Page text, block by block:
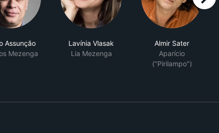
Assunção
Mezenga
Lavínia Vlasak
Lia Mezenga
Almir Sater
Aparício
("Pirilampo")